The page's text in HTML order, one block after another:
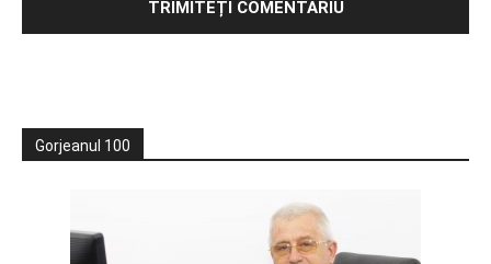
Gorjeanul 100